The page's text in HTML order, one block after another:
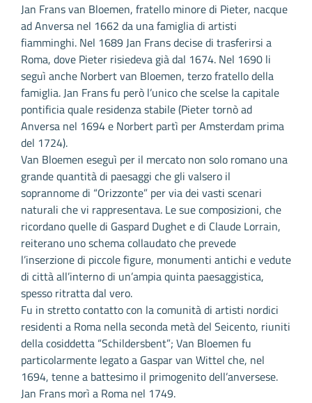
Jan Frans van Bloemen, fratello minore di Pieter, nacque
ad Anversa nel 1662 da una famiglia di artisti
fiamminghi. Nel 1689 Jan Frans decise di trasferirsi a
Roma, dove Pieter risiedeva già dal 1674. Nel 1690 li
seguì anche Norbert van Bloemen, terzo fratello della
famiglia. Jan Frans fu però l’unico che scelse la capitale
pontificia quale residenza stabile (Pieter tornò ad
Anversa nel 1694 e Norbert partì per Amsterdam prima
del 1724).
Van Bloemen eseguì per il mercato non solo romano una
grande quantità di paesaggi che gli valsero il
soprannome di “Orizzonte” per via dei vasti scenari
naturali che vi rappresentava. Le sue composizioni, che
ricordano quelle di Gaspard Dughet e di Claude Lorrain,
reiterano uno schema collaudato che prevede
l’inserzione di piccole figure, monumenti antichi e vedute
di città all’interno di un’ampia quinta paesaggistica,
spesso ritratta dal vero.
Fu in stretto contatto con la comunità di artisti nordici
residenti a Roma nella seconda metà del Seicento, riuniti
della cosiddetta “Schildersbent”; Van Bloemen fu
particolarmente legato a Gaspar van Wittel che, nel
1694, tenne a battesimo il primogenito dell’anversese.
Jan Frans morì a Roma nel 1749.